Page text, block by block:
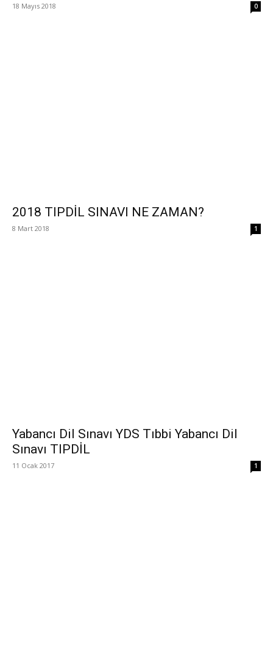
18 Mayıs 2018 0
2018 TIPDİL SINAVI NE ZAMAN?
8 Mart 2018 1
Yabancı Dil Sınavı YDS Tıbbi Yabancı Dil
Sınavı TIPDİL
11 Ocak 2017 1